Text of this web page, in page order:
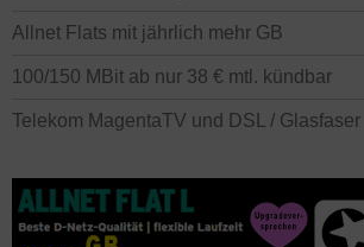
Allnet Flats mit jährlich mehr GB
100/150 MBit ab nur 38 € mtl. kündbar
Telekom MagentaTV und DSL / Glasfaser